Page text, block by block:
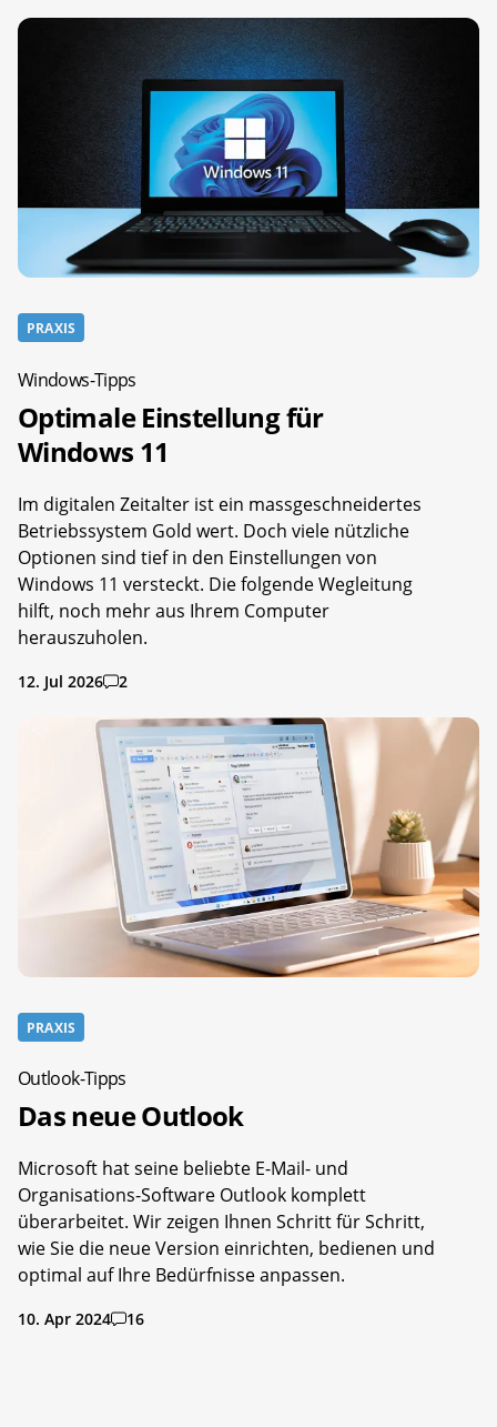
PRAXIS
Windows-Tipps
Optimale Einstellung für
Windows 11
Im digitalen Zeitalter ist ein massgeschneidertes
Betriebssystem Gold wert. Doch viele nützliche
Optionen sind tief in den Einstellungen von
Windows 11 versteckt. Die folgende Wegleitung
hilft, noch mehr aus Ihrem Computer
herauszuholen.
12. Jul 2026 2
PRAXIS
Outlook-Tipps
Das neue Outlook
Microsoft hat seine beliebte E-Mail- und
Organisations-Software Outlook komplett
überarbeitet. Wir zeigen Ihnen Schritt für Schritt,
wie Sie die neue Version einrichten, bedienen und
optimal auf Ihre Bedürfnisse anpassen.
10. Apr 2024 16